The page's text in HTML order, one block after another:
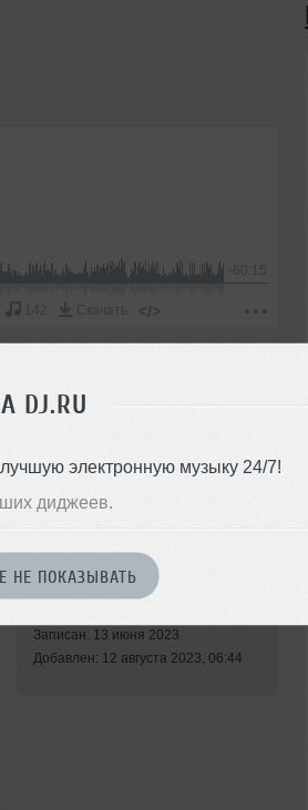
DJ.RU
электронную музыку 24/7!
диджеев.
НЕ ПОКАЗЫВАТЬ
-60:15
142 Скачать </>
Стили: Deep Techno
Progressive House
Записан: 13 июня 2023
Добавлен: 12 августа 2023, 06:44